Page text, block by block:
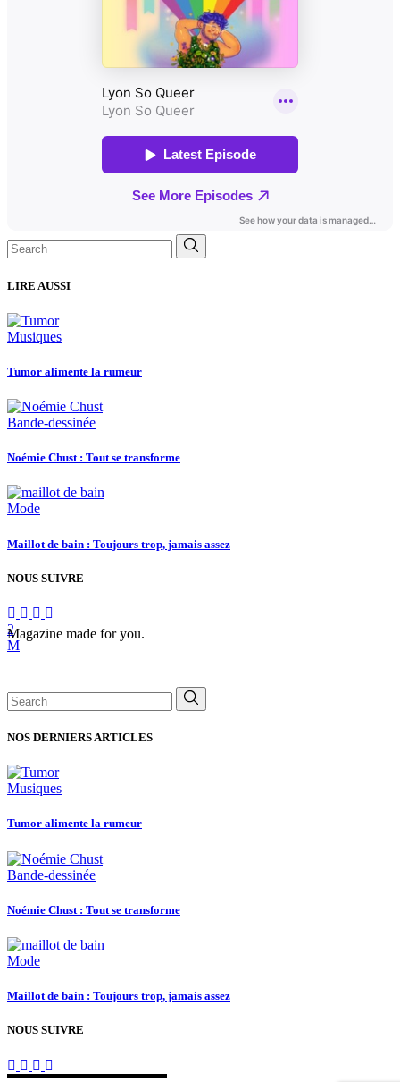
Search
for:
LIRE AUSSI
Musiques
Tumor alimente la rumeur
Bande-dessinée
Noémie Chust : Tout se transforme
Mode
Maillot de bain : Toujours trop, jamais assez
NOUS SUIVRE
Magazine made for you.
Search
for:
NOS DERNIERS ARTICLES
Musiques
Tumor alimente la rumeur
Bande-dessinée
Noémie Chust : Tout se transforme
Mode
Maillot de bain : Toujours trop, jamais assez
NOUS SUIVRE